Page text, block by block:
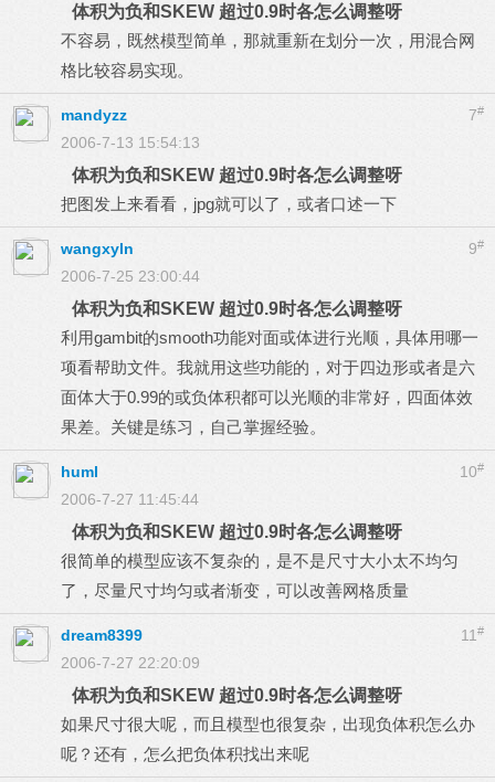
体积为负和SKEW 超过0.9时各怎么调整呀
不容易，既然模型简单，那就重新在划分一次，用混合网
格比较容易实现。
7#
mandyzz
2006-7-13 15:54:13
体积为负和SKEW 超过0.9时各怎么调整呀
把图发上来看看，jpg就可以了，或者口述一下
9#
wangxyln
2006-7-25 23:00:44
体积为负和SKEW 超过0.9时各怎么调整呀
利用gambit的smooth功能对面或体进行光顺，具体用哪一
项看帮助文件。我就用这些功能的，对于四边形或者是六
面体大于0.99的或负体积都可以光顺的非常好，四面体效
果差。关键是练习，自己掌握经验。
10#
huml
2006-7-27 11:45:44
体积为负和SKEW 超过0.9时各怎么调整呀
很简单的模型应该不复杂的，是不是尺寸大小太不均匀
了，尽量尺寸均匀或者渐变，可以改善网格质量
11 #
dream8399
2006-7-27 22:20:09
体积为负和SKEW 超过0.9时各怎么调整呀
如果尺寸很大呢，而且模型也很复杂，出现负体积怎么办
呢？还有，怎么把负体积找出来呢